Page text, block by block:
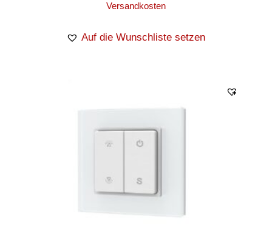
Versandkosten
Auf die Wunschliste setzen